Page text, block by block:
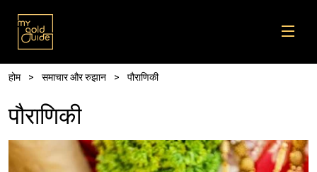
पग चिन्ह
होम समाचार और रुझान पौराणिकी
पौराणिकी